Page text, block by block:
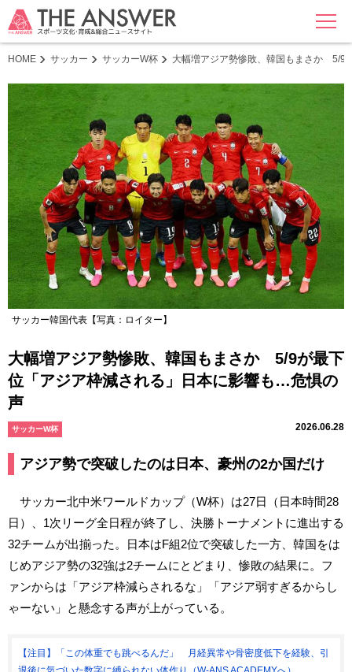
MENU
HOME サッカー サッカーW杯 大幅増アジア勢惨敗、韓国もまさか 5/9
サッカー韓国代表【写真：ロイター】
大幅増アジア勢惨敗、韓国もまさか 5/9が最下
位「アジア枠減される」日本に影響も…危惧の
声
サッカーW杯 2026.06.28
アジア勢で突破したのは日本、豪州の2か国だけ
サッカー北中米ワールドカップ（W杯）は27日（日本時間28
日）、1次リーグ全日程が終了し、決勝トーナメントに進出する
32チームが出揃った。日本はF組2位で突破した一方、韓国をは
じめアジア勢の32強は2チームにとどまり、惨敗の結果に。フ
ァンからは「アジア枠減らされるな」「アジア弱すぎるからし
ゃーない」と懸念する声が上がっている。
【注目】「この体重でも跳べるんだ」 月経異常や骨密度低下を経験、引